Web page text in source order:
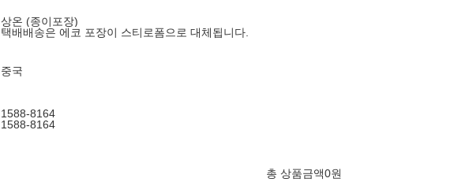
상온 (종이포장)
택배배송은 에코 포장이 스티로폼으로 대체됩니다.
중국
1588-8164
1588-8164
총 상품금액0원